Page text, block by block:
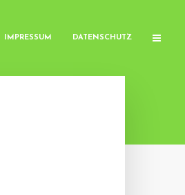
IMPRESSUM DATENSCHUTZ